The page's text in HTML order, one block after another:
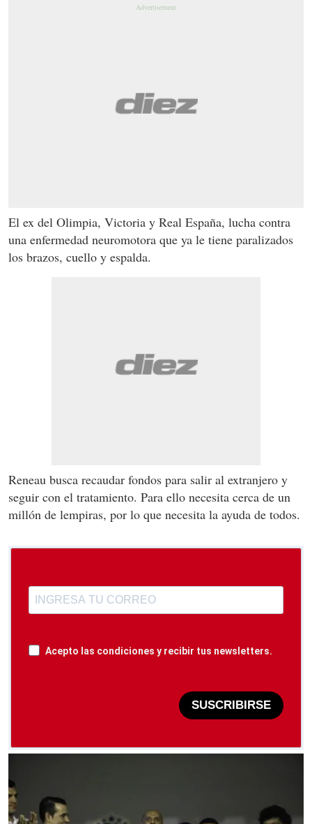
El ex del Olimpia, Victoria y Real España, lucha contra
una enfermedad neuromotora que ya le tiene paralizados
los brazos, cuello y espalda.
Reneau busca recaudar fondos para salir al extranjero y
seguir con el tratamiento. Para ello necesita cerca de un
millón de lempiras, por lo que necesita la ayuda de todos.
Acepto las condiciones y recibir tus newsletters.
SUSCRIBIRSE